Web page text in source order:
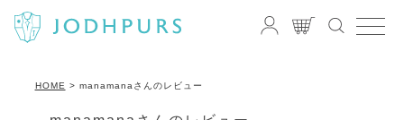
HOME manamanaさんのレビュー